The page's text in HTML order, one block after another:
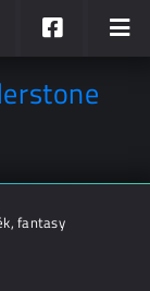
fantasy